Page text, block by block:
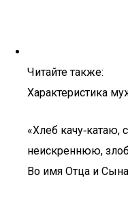
Читайте также:
Характеристика
«Хлеб
неискреннюю,
Во имя Отца и